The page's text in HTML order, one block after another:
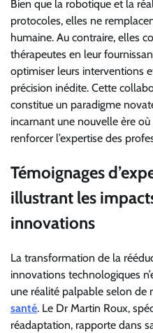
Bien que la robotique et la
protocoles, elles ne
humaine. Au contraire, elles
thérapeutes en leur
optimiser leurs interventions
précision inédite. Cette
constitue un paradigme
incarnant une nouvelle ère
renforcer l’expertise des
Témoignages
illustrant les
innovations
La transformation de la
innovations technologiques
une réalité palpable selon de
santé. Le Dr Martin Roux,
réadaptation, rapporte dans